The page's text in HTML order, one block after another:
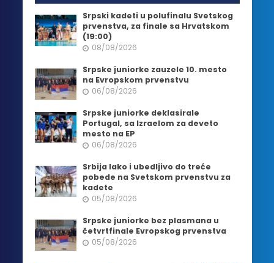
Srpski kadeti u polufinalu Svetskog
prvenstva, za finale sa Hrvatskom
(19:00)
08/08/2026
Srpske juniorke zauzele 10. mesto
na Evropskom prvenstvu
06/08/2026
Srpske juniorke deklasirale
Portugal, sa Izraelom za deveto
mesto na EP
06/08/2026
Srbija lako i ubedljivo do treće
pobede na Svetskom prvenstvu za
kadete
05/08/2026
Srpske juniorke bez plasmana u
četvrtfinale Evropskog prvenstva
05/08/2026